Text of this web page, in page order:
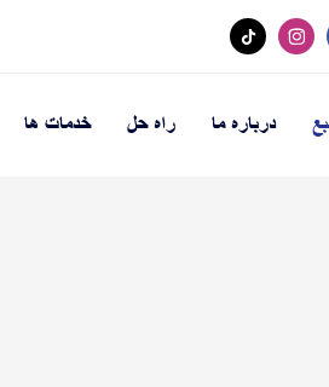
خدمات ها راه حل درباره ما